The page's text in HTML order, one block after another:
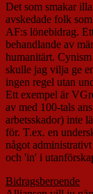
Det som smakar
avskedade folk
AF:s lönebidrag.
behandlande av
humanitärt.
skulle jag vilja ge
ingen regel utan
Ett exempel är
av med 100-tals
arbetsskador) inte
för. T.ex. en
något
och 'in' i
Bidragsberoende